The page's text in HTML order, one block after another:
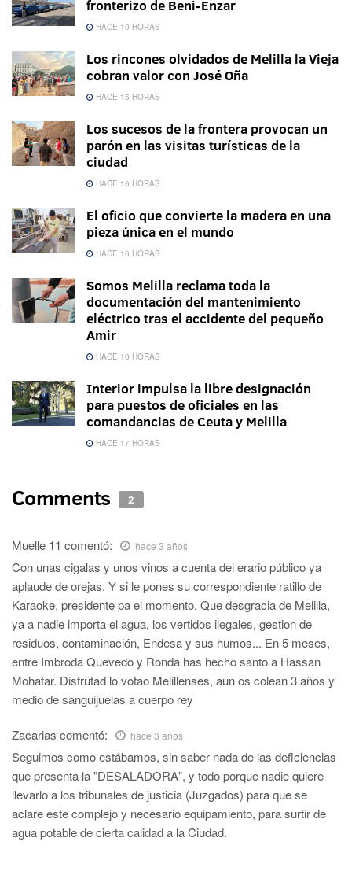
fronterizo de Beni-Enzar
HACE 10 HORAS
Los rincones olvidados de Melilla la Vieja
cobran valor con José Oña
HACE 15 HORAS
Los sucesos de la frontera provocan un
parón en las visitas turísticas de la
ciudad
HACE 16 HORAS
El oficio que convierte la madera en una
pieza única en el mundo
HACE 16 HORAS
Somos Melilla reclama toda la
documentación del mantenimiento
eléctrico tras el accidente del pequeño
Amir
HACE 16 HORAS
Interior impulsa la libre designación
para puestos de oficiales en las
comandancias de Ceuta y Melilla
HACE 17 HORAS
Comments 2
Muelle 11 comentó: hace 3 años
Con unas cigalas y unos vinos a cuenta del erario público ya
aplaude de orejas. Y si le pones su correspondiente ratillo de
Karaoke, presidente pa el momento. Que desgracia de Melilla,
ya a nadie importa el agua, los vertidos ilegales, gestion de
residuos, contaminación, Endesa y sus humos... En 5 meses,
entre Imbroda Quevedo y Ronda has hecho santo a Hassan
Mohatar. Disfrutad lo votao Melillenses, aun os colean 3 años y
medio de sanguijuelas a cuerpo rey
Zacarias comentó: hace 3 años
Seguimos como estábamos, sin saber nada de las deficiencias
que presenta la "DESALADORA", y todo porque nadie quiere
llevarlo a los tribunales de justicia (Juzgados) para que se
aclare este complejo y necesario equipamiento, para surtir de
agua potable de cierta calidad a la Ciudad.